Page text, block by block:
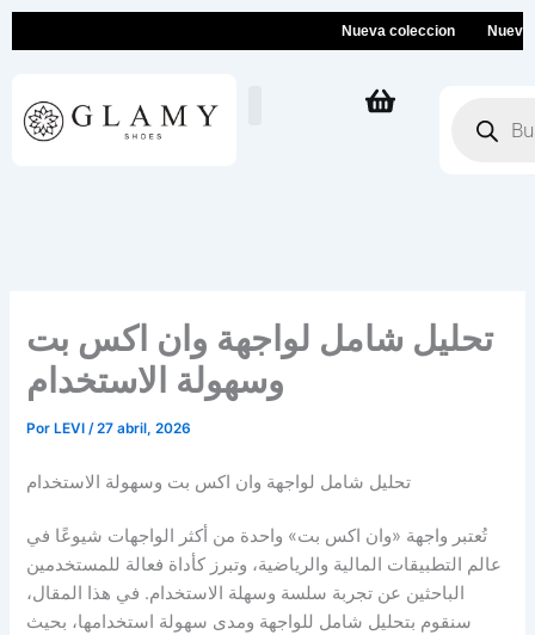
Nueva coleccion Nueva
productos
تحليل شامل لواجهة وان اكس بت
وسهولة الاستخدام
Por LEVI/27 abril, 2026
تحليل شامل لواجهة وان اكس بت وسهولة الاستخدام
تُعتبر واجهة «وان اكس بت» واحدة من أكثر الواجهات شيوعًا في
عالم التطبيقات المالية والرياضية، وتبرز كأداة فعالة للمستخدمين
الباحثين عن تجربة سلسة وسهلة الاستخدام. في هذا المقال،
سنقوم بتحليل شامل للواجهة ومدى سهولة استخدامها، بحيث